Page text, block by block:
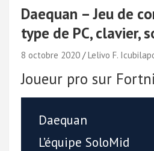
Daequan – Jeu de
type de PC, clavier,
8 octobre 2020 Lelivo F.
Joueur pro sur
Daequan
L’équipe SoloMid